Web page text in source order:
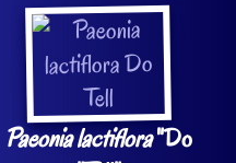
Paeonia lactiflora"Do